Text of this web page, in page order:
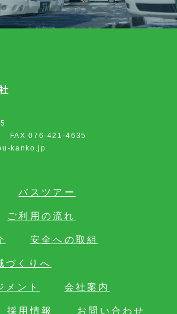
FAX 076-421-4635
kanko.jp
バスツアー
ご利用の流れ
安全への取組
づくりへ
メント 会社案内
採用情報 お問い合わせ